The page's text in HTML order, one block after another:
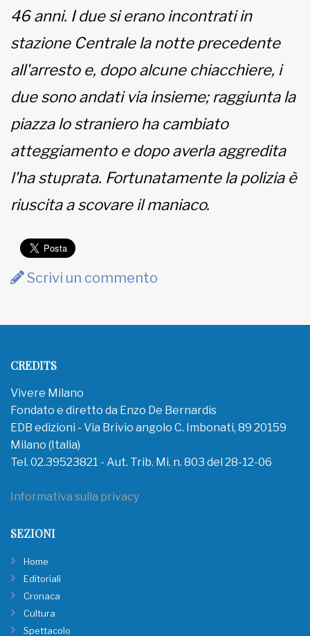
46 anni. I due si erano incontrati in
stazione Centrale la notte precedente
all'arresto e, dopo alcune chiacchiere, i
due sono andati via insieme; raggiunta la
piazza lo straniero ha cambiato
atteggiamento e dopo averla aggredita
l'ha stuprata. Fortunatamente la polizia è
riuscita a scovare il maniaco.
Scrivi un commento
CREDITS
Vivere Milano
Fondato e diretto da Enzo De Bernardis
EDB edizioni - Via Brivio angolo C. Imbonati, 89 20159
Milano (Italia)
Tel. 02.39523821 - Aut. Trib. Mi. n. 803 del 28-12-06
Informativa sulla privacy
SEZIONI
Home
Editoriali
Cronaca
Cultura
Spettacolo